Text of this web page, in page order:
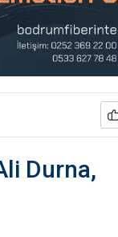
Durna,